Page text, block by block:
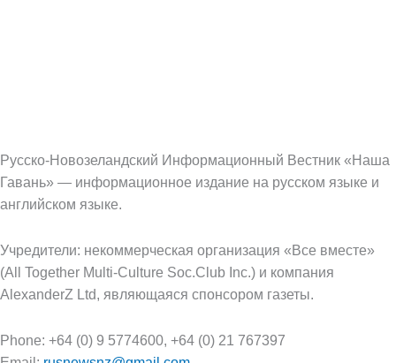
Русско-Новозеландский Информационный Вестник «Наша
Гавань» — информационное издание на русском языке и
английском языке.
Учредители: некоммерческая организация «Все вместе»
(All Together Multi-Culture Soс.Club Inc.) и компания
AlexanderZ Ltd, являющаяся спонсором газеты.
Phone: +64 (0) 9 5774600, +64 (0) 21 767397